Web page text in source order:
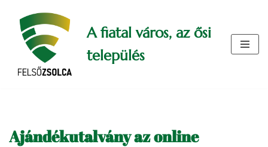
Skip
content
A fiatal város, az ősi
település
Ajándékutalvány az online